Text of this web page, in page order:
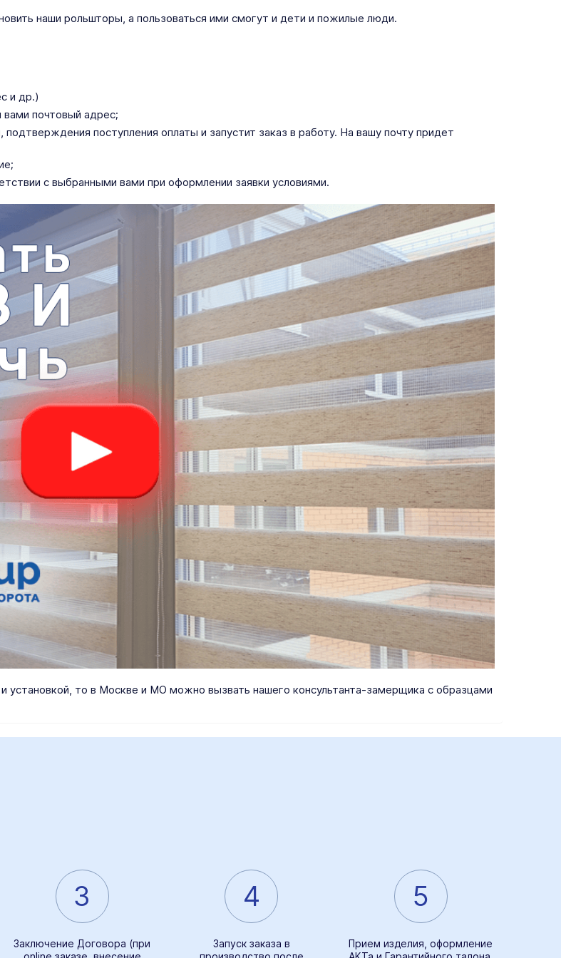
наши рольшторы, а пользоваться ими смогут и дети и пожилые люди.
и др.)
вами почтовый адрес;
поступления оплаты и запустит заказ в работу. На вашу почту придет
с выбранными вами при оформлении заявки условиями.
установкой, то в Москве и МО можно вызвать нашего консультанта-замерщика с образцами
3
Заключение Договора (при
4
Запуск заказа в
5
Прием изделия, оформление